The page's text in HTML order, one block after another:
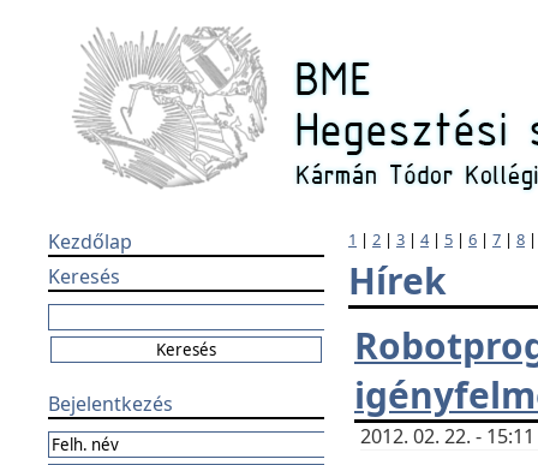
Kezdőlap
Keresés
Bejelentkezés
1 | 2 | 3 | 4| 5 | 6 | 7 | 8
Hírek
2012. 02. 22. -